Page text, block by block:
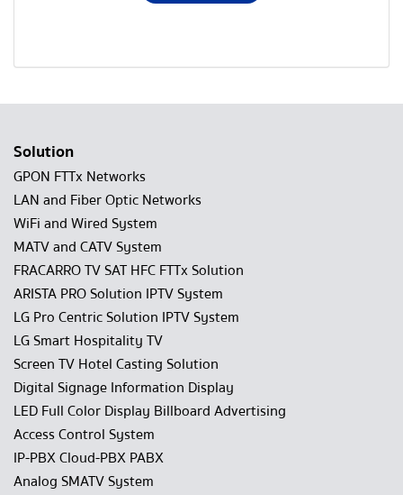
Solution
GPON FTTx Networks
LAN and Fiber Optic Networks
WiFi and Wired System
MATV and CATV System
FRACARRO TV SAT HFC FTTx Solution
ARISTA PRO Solution IPTV System
LG Pro Centric Solution IPTV System
LG Smart Hospitality TV
Screen TV Hotel Casting Solution
Digital Signage Information Display
LED Full Color Display Billboard Advertising
Access Control System
IP-PBX Cloud-PBX PABX
Analog SMATV System